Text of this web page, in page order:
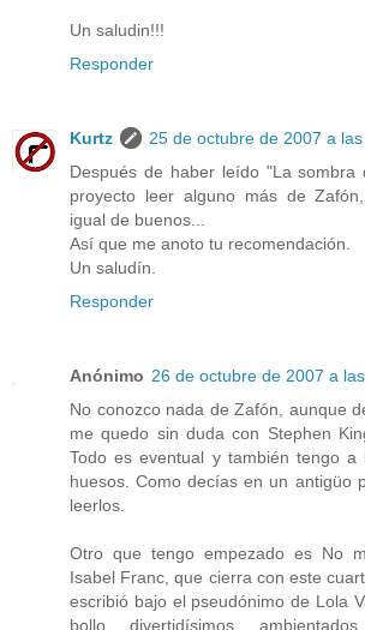
Un saludin!!!
Responder
Kurtz
25 de octubre de 2007 a
Después de haber leído "La sombra
proyecto leer alguno más de
igual de buenos...
Así que me anoto tu recomendación.
Un saludín.
Responder
Anónimo 26 de octubre de 2007 a
No conozco nada de Zafón, aunque
me quedo sin duda con Stephen
Todo es eventual y también tengo
huesos. Como decías en un antigüo
leerlos.
Otro que tengo empezado es No
Isabel Franc, que cierra con este
escribió bajo el pseudónimo de Lola
bollo, divertidísimos,